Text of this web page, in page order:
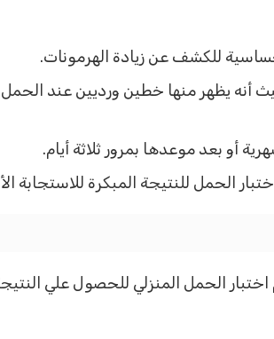
للكشف عن زيادة الهرمونات.
أنه يظهر منها خطين ورديين عند الحمل
أو بعد موعدها بمرور ثلاثة أيام.
الحمل للنتيجة المبكرة للاستجابة
الحمل المنزلي للحصول علي